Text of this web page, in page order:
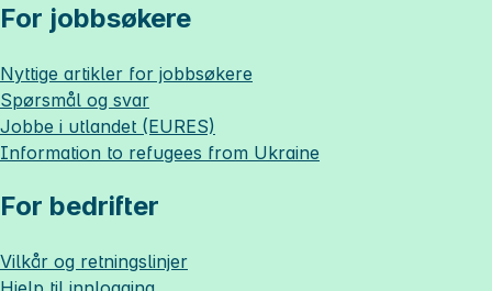
For jobbsøkere
Nyttige artikler for jobbsøkere
Spørsmål og svar
Jobbe i utlandet (EURES)
Information to refugees from Ukraine
For bedrifter
Vilkår og retningslinjer